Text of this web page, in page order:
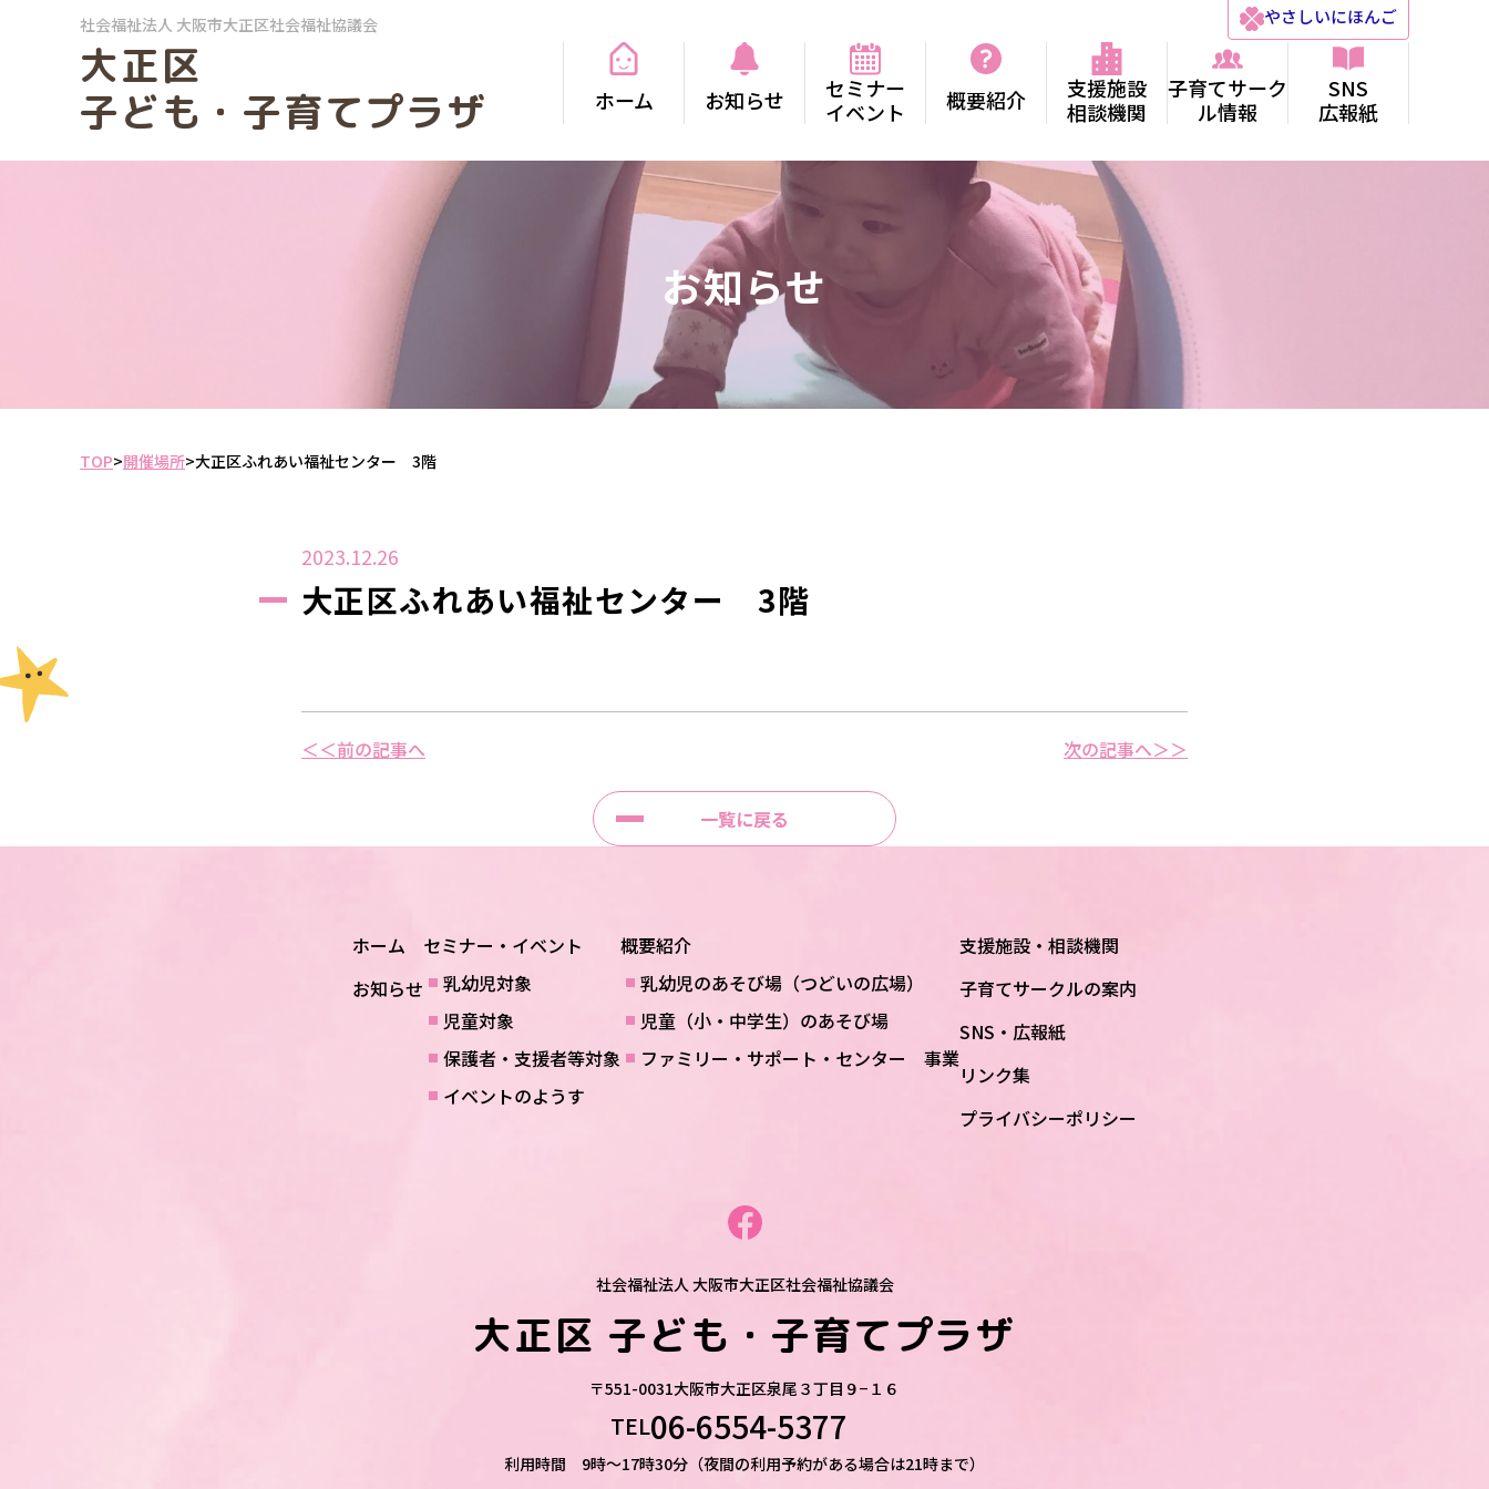
社会福祉法人 大阪市大正区社会福祉協議会
大正区
子ども・子育てプラザ
やさしいにほんご
ホーム お知らせ
セミナー
イベント
概要紹介
支援施設
相談機関
子育てサーク
ル情報
SNS
広報紙
お知らせ
TOP>開催場所>大正区ふれあい福祉センター 3階
2023.12.26
大正区ふれあい福祉センター 3階
＜＜前の記事へ
一覧に戻る
次の記事へ＞＞
ホーム
お知らせ
セミナー・イベント
乳幼児対象
児童対象
保護者・支援者等対象
イベントのようす
概要紹介
乳幼児のあそび場（つどいの広場）
児童（小・中学生）のあそび場
ファミリー・サポート・センター 事業
支援施設・相談機関
子育てサークルの案内
SNS・広報紙
リンク集
プライバシーポリシー
社会福祉法人 大阪市大正区社会福祉協議会
大正区 子ども・子育てプラザ
〒551-0031大阪市大正区泉尾３丁目９−１６
TEL06-6554-5377
利用時間 9時～17時30分（夜間の利用予約がある場合は21時まで）